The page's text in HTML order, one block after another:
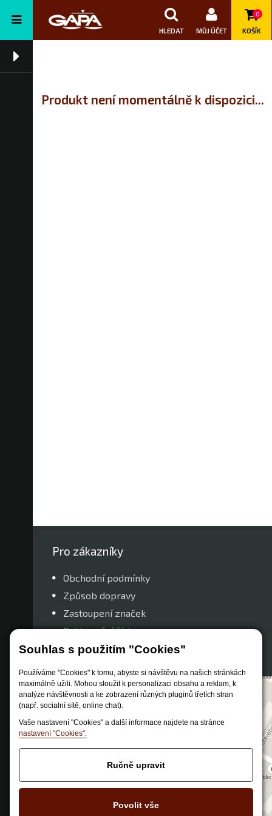
Souhlas s použitím "Cookies"
Používáme "Cookies" k tomu, abyste si návštěvu na našich stránkách
maximálně užili. Mohou sloužit k personalizaci obsahu a reklam, k
analýze návštěvnosti a ke zobrazení různých pluginů třetích stran
(např. socialní sítě, online chat).
Vaše nastavení "Cookies" a další informace najdete na stránce
nastavení "Cookies".
Ručně upravit
Povolit vše
HLEDAT MŮJ ÚČET
0
KOŠÍK
Produkt není momentálně k dispozici...
Pro zákazníky
Obchodní podmínky
Způsob dopravy
Zastoupení značek
Reklamační řád
Nastavení soukromí